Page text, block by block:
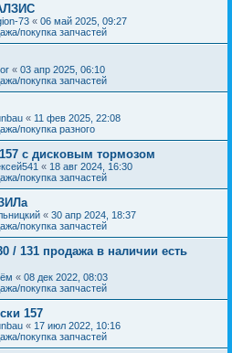
73 « 06 май 2025, 09:27
покупка запчастей
« 03 апр 2025, 06:10
покупка запчастей
« 11 фев 2025, 22:08
покупка разного
с дисковым тормозом
« 18 авг 2024, 16:30
покупка запчастей
« 30 апр 2024, 18:37
покупка запчастей
/ 131 продажа в наличии есть
« 08 дек 2022, 08:03
покупка запчастей
157
« 17 июл 2022, 10:16
покупка запчастей